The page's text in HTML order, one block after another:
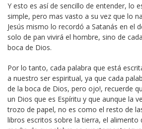
Y esto es así de sencillo de entender, lo
simple, pero mas vasto a su vez que lo
Jesús mismo lo recordó a Satanás en el
solo de pan vivirá el hombre, sino de
boca de Dios.
Por lo tanto, cada palabra que está
a nuestro ser espiritual, ya que cada
de la boca de Dios, pero ojo!, recuerde
un Dios que es Espíritu y que aunque la
trozo de papel, no es como el resto de
libros escritos sobre la tierra, el alimento